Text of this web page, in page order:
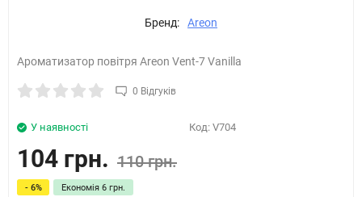
Бренд: Areon
Ароматизатор повітря Areon Vent-7 Vanilla
0 Відгуків
У наявності Код: V704
104 грн. 110 грн.
- 6% Економія 6 грн.